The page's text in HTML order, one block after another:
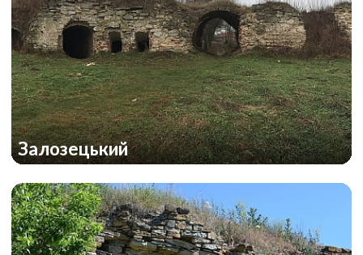
Залозецький